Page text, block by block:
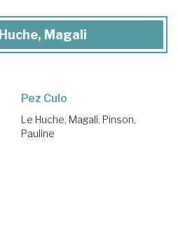
Magali
Pez Culo
Le Huche, Magali; Pinson,
Pauline